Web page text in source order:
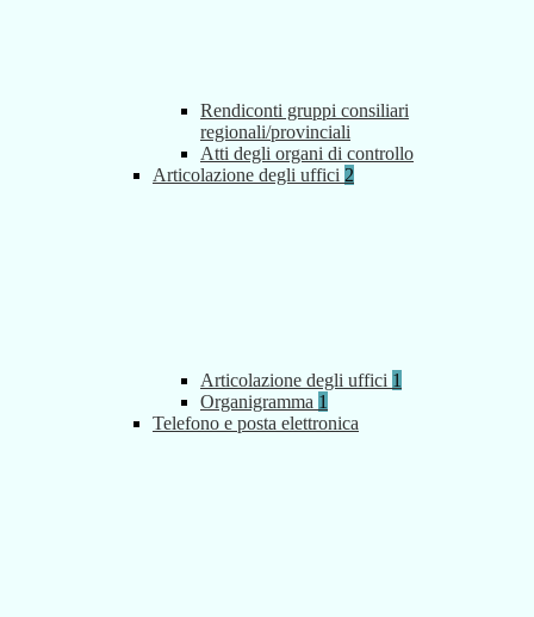
Rendiconti gruppi consiliari
regionali/provinciali
Atti degli organi di controllo
Articolazione degli uffici 2
Articolazione degli uffici 1
Organigramma 1
Telefono e posta elettronica